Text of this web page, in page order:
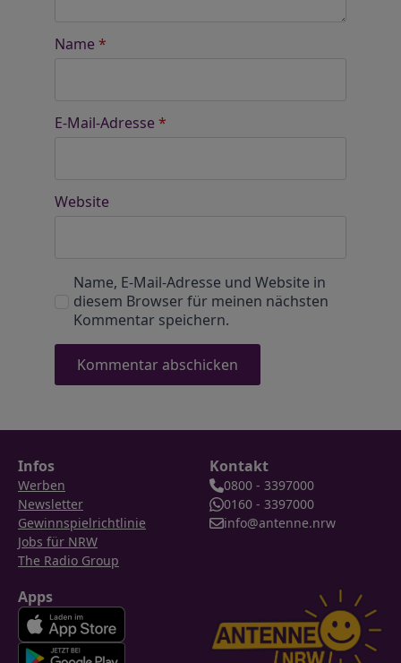
Name *
E-Mail-Adresse *
Website
Name, E-Mail-Adresse und Website in
diesem Browser für meinen nächsten
Kommentar speichern.
Infos
Werben
Newsletter
Gewinnspielrichtlinie
Jobs für NRW
The Radio Group
Kontakt
0800 - 3397000
0160 - 3397000
info@antenne.nrw
Apps